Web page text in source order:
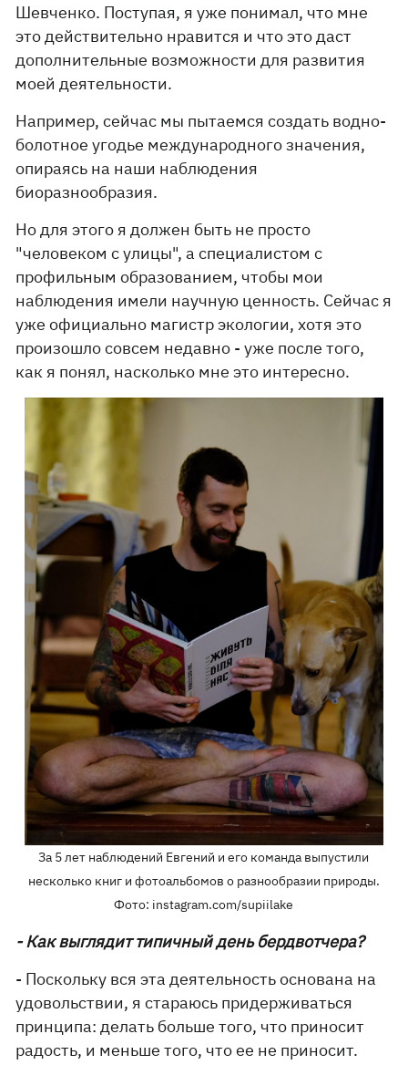
Шевченко. Поступая, я уже понимал, что мне
это действительно нравится и что это даст
дополнительные возможности для развития
моей деятельности.
Например, сейчас мы пытаемся создать водно-
болотное угодье международного значения,
опираясь на наши наблюдения
биоразнообразия.
Но для этого я должен быть не просто
"человеком с улицы", а специалистом с
профильным образованием, чтобы мои
наблюдения имели научную ценность. Сейчас я
уже официально магистр экологии, хотя это
произошло совсем недавно - уже после того,
как я понял, насколько мне это интересно.
За 5 лет наблюдений Евгений и его команда выпустили
несколько книг и фотоальбомов о разнообразии природы.
Фото: instagram.com/supiilake
- Как выглядит типичный день бердвотчера?
- Поскольку вся эта деятельность основана на
удовольствии, я стараюсь придерживаться
принципа: делать больше того, что приносит
радость, и меньше того, что ее не приносит.